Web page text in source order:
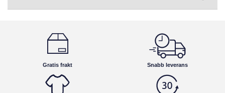
Gratis frakt Snabb leverans